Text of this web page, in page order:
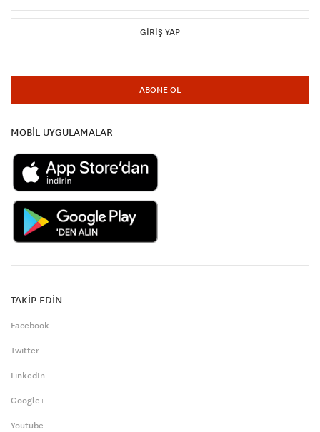
GIRIŞ YAP
ABONE OL
MOBİL UYGULAMALAR
TAKİP EDİN
Facebook
Twitter
LinkedIn
Google+
Youtube